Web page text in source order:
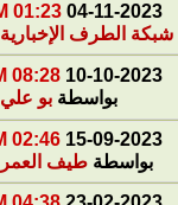
04-11-2023
01:23 AM
شبكة الطرف الإخبارية
10-10-2023
08:28 PM
بواسطة بو علي
15-09-2023
02:46 PM
بواسطة طيف العمر